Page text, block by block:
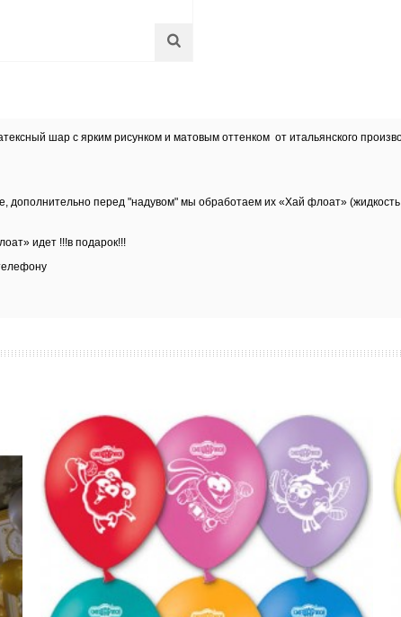
шар с ярким рисунком и матовым оттенком от итальянского
дополнительно перед "надувом" мы обработаем их «Хай флоат» (жидкость
идет !!!в подарок!!!